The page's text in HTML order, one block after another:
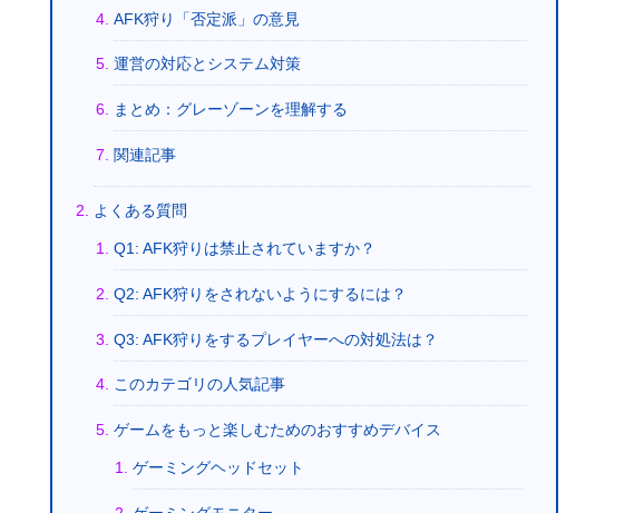
AFK狩り「否定派」の意見
運営の対応とシステム対策
まとめ：グレーゾーンを理解する
関連記事
よくある質問
Q1: AFK狩りは禁止されていますか？
Q2: AFK狩りをされないようにするには？
Q3: AFK狩りをするプレイヤーへの対処法は？
このカテゴリの人気記事
ゲームをもっと楽しむためのおすすめデバイス
ゲーミングヘッドセット